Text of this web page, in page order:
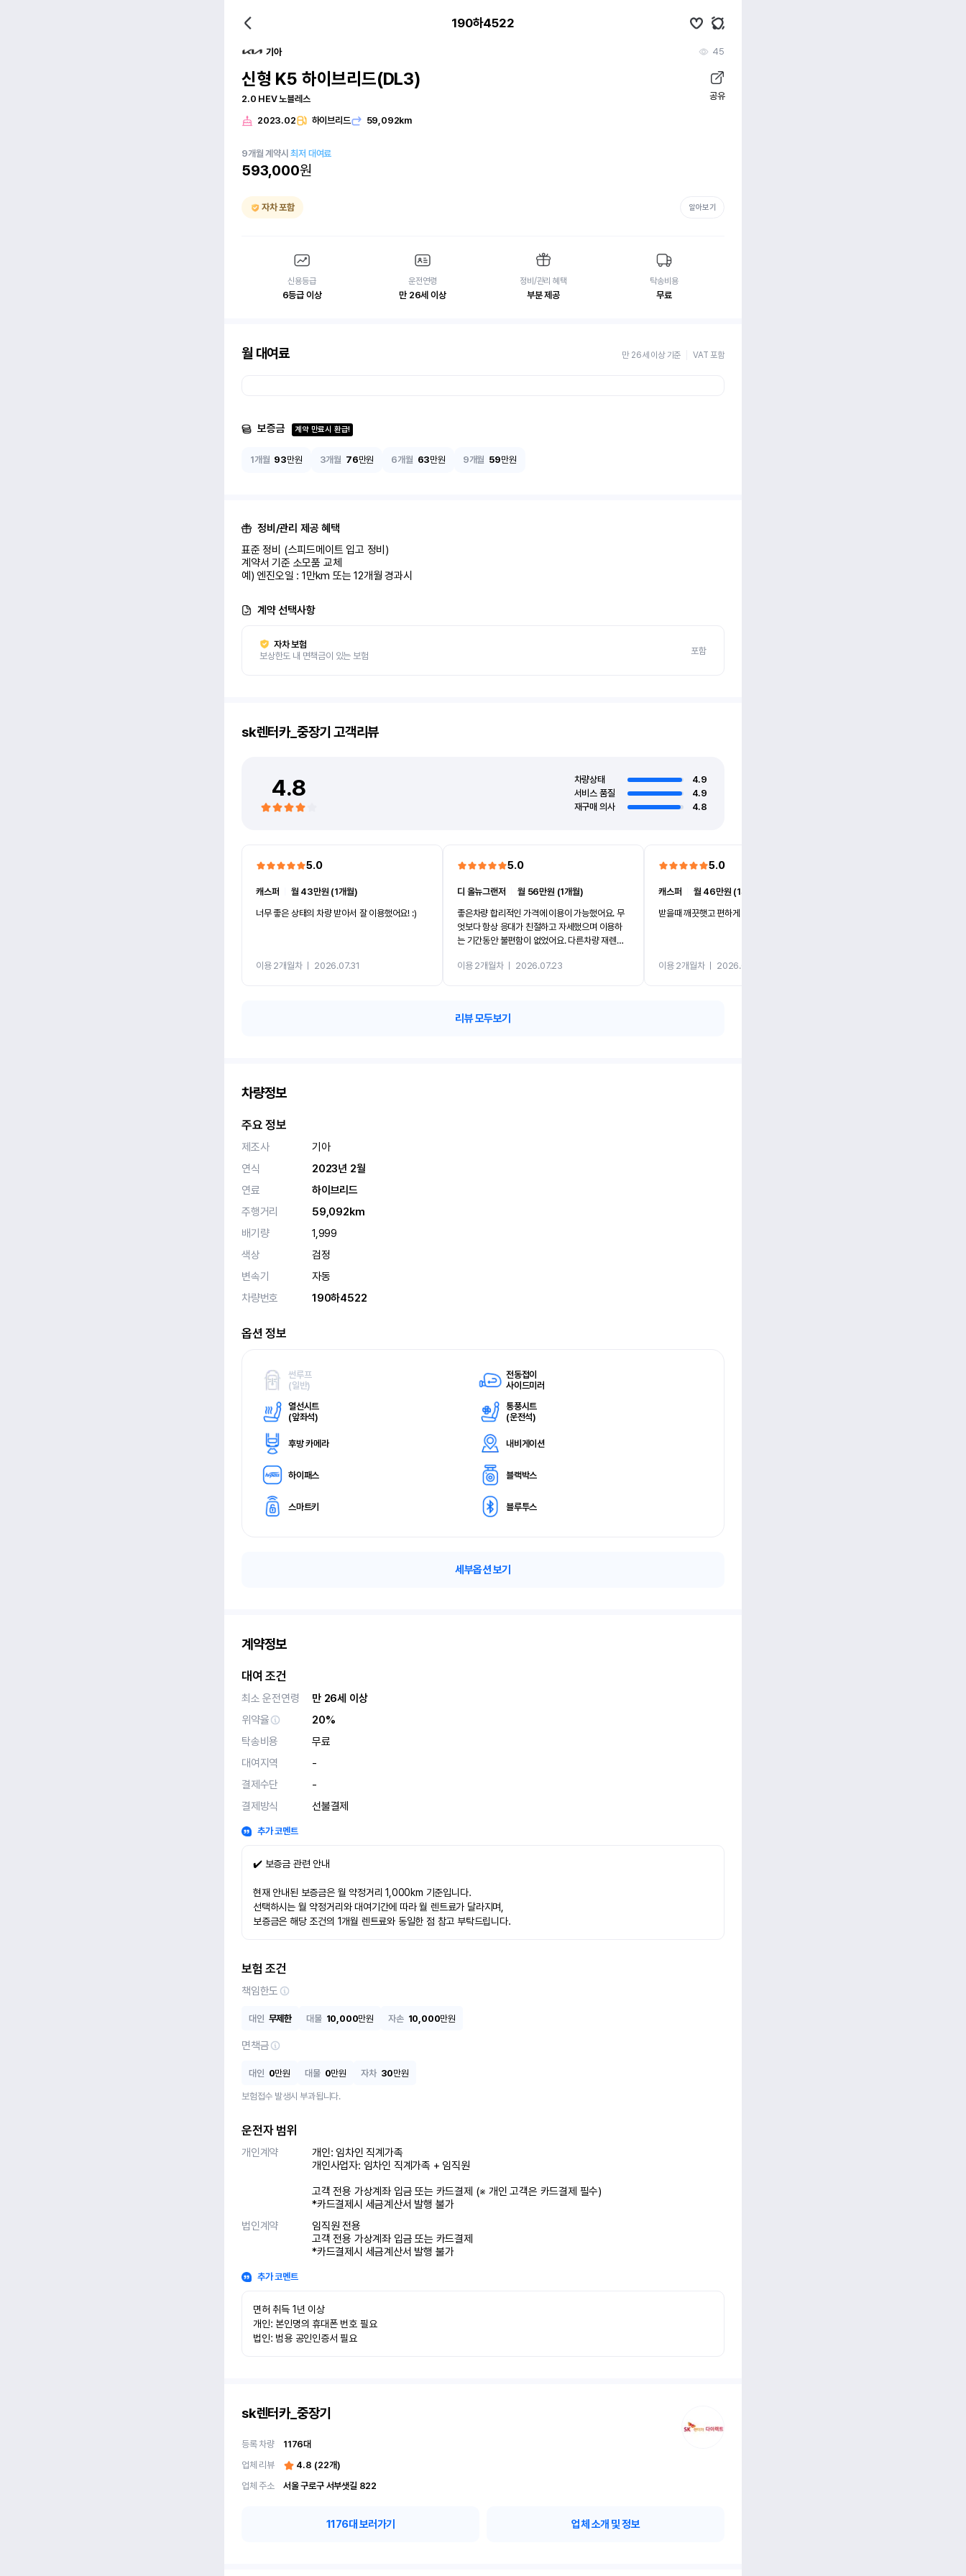
190하4522
기아 45
신형 K5 하이브리드(DL3)
2.0 HEV 노블레스 공유
2023.02 하이브리드 59,092km
9개월 계약시최저 대여료
593,000원
자차 포함 알아보기
신용등급
6등급 이상
운전연령
만 26세 이상
정비/관리 혜택
부분 제공
탁송비용
무료
월 대여료 만 26세 이상 기준 VAT 포함
보증금 계약 만료시 환급!
1개월 93만원 3개월 76만원 6개월 63만원 9개월 59만원
정비/관리 제공 혜택
표준 정비 (스피드메이트 입고 정비)
계약서 기준 소모품 교체
예) 엔진오일 : 1만km 또는 12개월 경과시
계약 선택사항
자차 보험
보상한도 내 면책금이 있는 보험
포함
sk렌터카_중장기 고객리뷰
4.8 차량상태
4.9
서비스 품질
4.9
재구매 의사
4.8
5.0
캐스퍼
월 43만원 (1개월)
너무 좋은 상태의 차량 받아서 잘 이용했어요! :)
이용 2개월차ㅣ 2026.07.31
5.0
디 올뉴그랜저 ㅣ월 56만원 (1개월)
좋은차량 합리적인 가격에 이용이 가능했어요. 무
엇보다 항상 응대가 친절하고 자세했으며 이용하
는 기간동안 불편함이 없었어요. 다른차량 재렌트
카 렌트 고민없이 강추합니다!!
이용 2개월차ㅣ 2026.07.23
5.0
캐스퍼
월 46만원 (1개월)
받을때 깨끗햇고 편하게 잘이용했습니다!
이용 2개월차ㅣ 2026.07.08
리뷰 모두보기
차량정보
주요 정보
제조사
기아
연식
2023년 2월
연료
하이브리드
주행거리
59,092km
배기량
1,999
색상
검정
변속기
자동
차량번호
190하4522
옵션 정보
썬루프
(일반)
전동접이
사이드미러
열선시트
(앞좌석)
통풍시트
(운전석)
후방 카메라 내비게이션
하이패스 블랙박스
스마트키 블루투스
세부옵션 보기
계약정보
대여 조건
최소 운전연령
만 26세 이상
위약율
20%
탁송비용
무료
대여지역
-
결제수단
-
결제방식
선불결제
추가 코멘트
✔️ 보증금 관련 안내
현재 안내된 보증금은 월 약정거리 1,000km 기준입니다.
선택하시는 월 약정거리와 대여기간에 따라 월 렌트료가 달라지며,
보증금은 해당 조건의 1개월 렌트료와 동일한 점 참고 부탁드립니다.
보험 조건
책임한도
대인 무제한 대물 10,000만원 자손 10,000만원
면책금
대인 0만원 대물 0만원 자차 30만원
보험접수 발생시 부과됩니다.
운전자 범위
개인계약
개인: 임차인 직계가족
개인사업자: 임차인 직계가족 + 임직원
고객 전용 가상계좌 입금 또는 카드결제 (※ 개인 고객은 카드결제 필수)
*카드결제시 세금계산서 발행 불가
법인계약
임직원 전용
고객 전용 가상계좌 입금 또는 카드결제
*카드결제시 세금계산서 발행 불가
추가 코멘트
면허 취득 1년 이상
개인: 본인명의 휴대폰 번호 필요
법인: 범용 공인인증서 필요
sk렌터카_중장기
등록 차량 1176대
업체 리뷰
4.8 (22개)
업체 주소
서울 구로구 서부샛길 822
1176대 보러가기 업체 소개 및 정보